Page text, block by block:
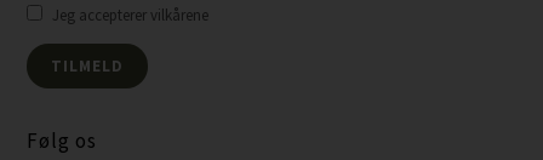
Jeg accepterer vilkårene
Følg os